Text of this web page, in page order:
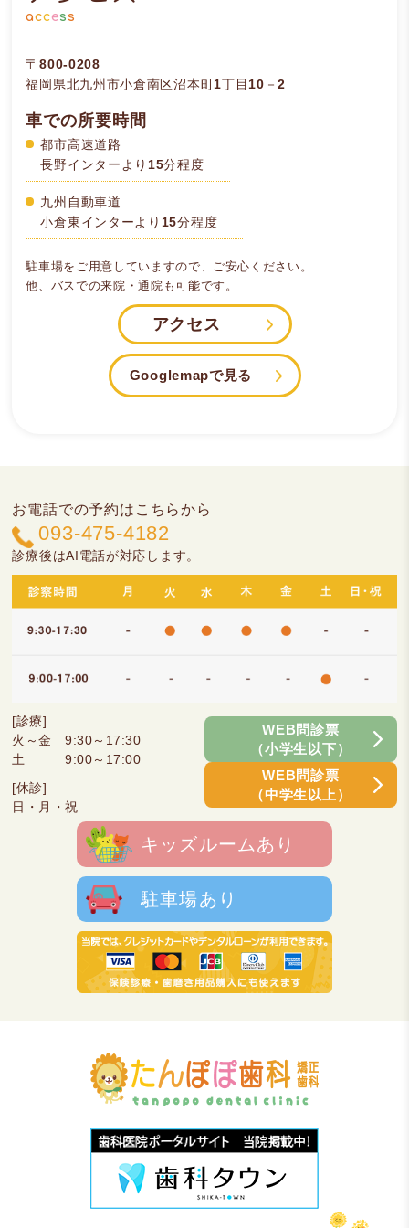
access
〒800-0208
福岡県北九州市小倉南区沼本町1丁目10－2
車での所要時間
都市高速道路
長野インターより15分程度
九州自動車道
小倉東インターより15分程度
駐車場をご用意していますので、ご安心ください。
他、バスでの来院・通院も可能です。
アクセス
Googlemapで見る
お電話での予約はこちらから
093-475-4182
診療後はAI電話が対応します。
[診療]
火～金 9:30～17:30
土 9:00～17:00
[休診]
日・月・祝
WEB問診票
（小学生以下）
WEB問診票
（中学生以上）
キッズルームあり
駐車場あり